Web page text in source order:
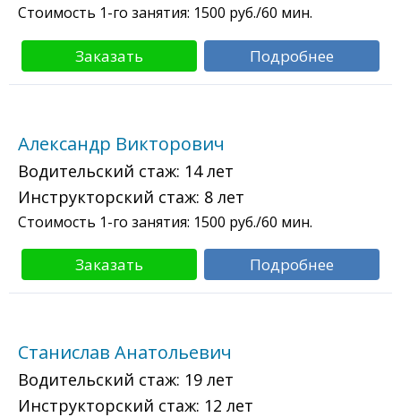
Стоимость 1-го занятия: 1500 руб./60 мин.
Заказать Подробнее
Александр Викторович
Водительский стаж: 14 лет
Инструкторский стаж: 8 лет
Стоимость 1-го занятия: 1500 руб./60 мин.
Заказать Подробнее
Станислав Анатольевич
Водительский стаж: 19 лет
Инструкторский стаж: 12 лет